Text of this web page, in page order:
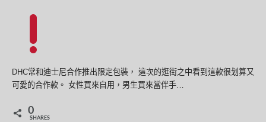
DHC常和迪士尼合作推出限定包裝， 這次的逛街之中看到這款很划算又
可愛的合作款。 女性買來自用，男生買來當伴手…
0
SHARES